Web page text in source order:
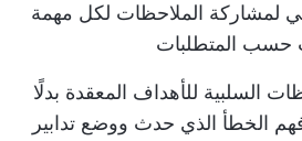
لمشاركة الملاحظات لكل مهمة
حسب المتطلبات
السلبية للأهداف المعقدة بدلًا
الخطأ الذي حدث ووضع تدابير